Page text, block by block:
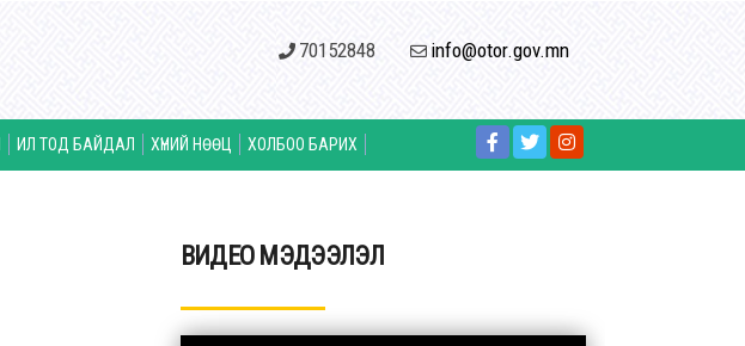
70152848 info@otor.gov.mn
ИЛ ТОД БАЙДАЛ ХҮНИЙ НӨӨЦ ХОЛБОО БАРИХ
BИДЕО МЭДЭЭЛЭЛ